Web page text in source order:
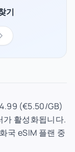
기
(€5.50/GB)
가 활성화됩니다.
국 eSIM 플랜 중